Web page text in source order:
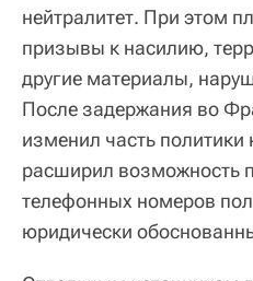
нейтралитет. При этом
призывы к насилию,
другие материалы,
После задержания во
изменил часть
расширил возможность
телефонных номеров
юридически